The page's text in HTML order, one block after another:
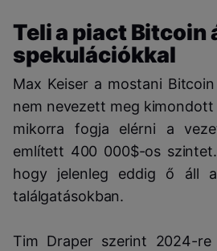
Teli a piact Bitcoin
spekulációkkal
Max Keiser a mostani
nem nevezett meg
mikorra fogja elérni a
említett 400 000$-os
hogy jelenleg eddig ő áll
találgatásokban.
Tim Draper szerint 2024-